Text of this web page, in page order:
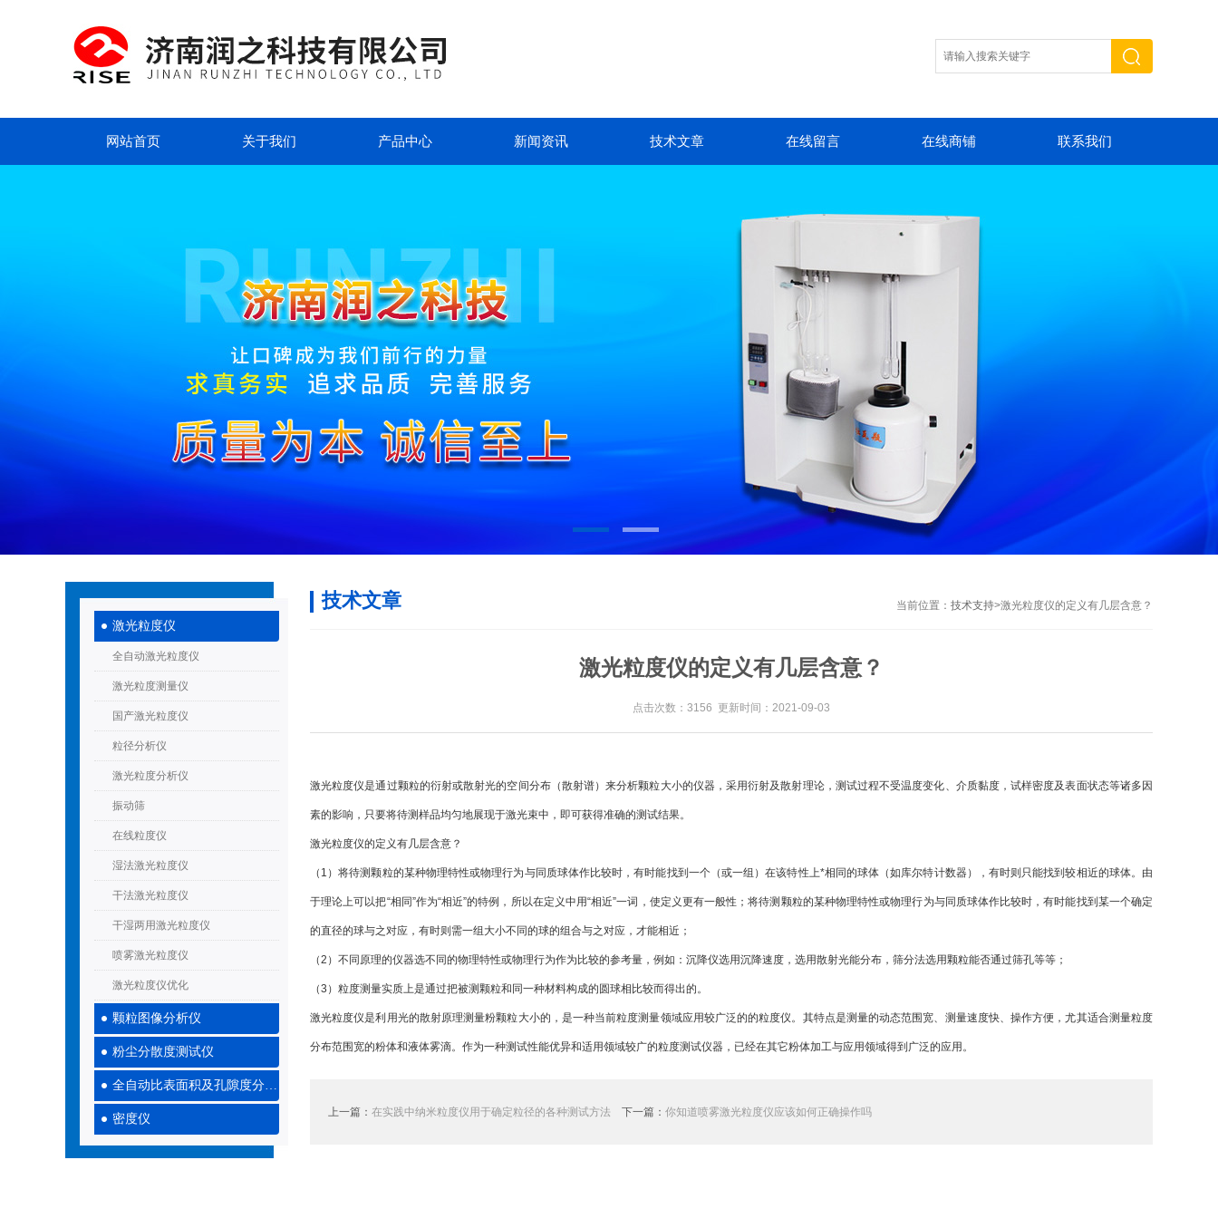
网站首页 关于我们 产品中心 新闻资讯 技术文章 在线留言 在线商铺 联系我们
激光粒度仪
全自动激光粒度仪
激光粒度测量仪
国产激光粒度仪
粒径分析仪
激光粒度分析仪
振动筛
在线粒度仪
湿法激光粒度仪
干法激光粒度仪
干湿两用激光粒度仪
喷雾激光粒度仪
激光粒度仪优化
颗粒图像分析仪
粉尘分散度测试仪
全自动比表面积及孔隙度分析仪
密度仪
当前位置： 技术支持>激光粒度仪的定义有几层含意？
技术文章
激光粒度仪的定义有几层含意？
点击次数：3156 更新时间：2021-09-03
激光粒度仪是通过颗粒的衍射或散射光的空间分布（散射谱）来分析颗粒大小的仪器，采用衍射及散射理论，测试过程不受温度变化、介质黏度，试样密度及表面状态等诸多因
素的影响，只要将待测样品均匀地展现于激光束中，即可获得准确的测试结果。
激光粒度仪的定义有几层含意？
（1）将待测颗粒的某种物理特性或物理行为与同质球体作比较时，有时能找到一个（或一组）在该特性上*相同的球体（如库尔特计数器），有时则只能找到较相近的球体。由
于理论上可以把“相同”作为“相近”的特例，所以在定义中用“相近”一词，使定义更有一般性；将待测颗粒的某种物理特性或物理行为与同质球体作比较时，有时能找到某一个确定
的直径的球与之对应，有时则需一组大小不同的球的组合与之对应，才能相近；
（2）不同原理的仪器选不同的物理特性或物理行为作为比较的参考量，例如：沉降仪选用沉降速度，选用散射光能分布，筛分法选用颗粒能否通过筛孔等等；
（3）粒度测量实质上是通过把被测颗粒和同一种材料构成的圆球相比较而得出的。
激光粒度仪是利用光的散射原理测量粉颗粒大小的，是一种当前粒度测量领域应用较广泛的的粒度仪。其特点是测量的动态范围宽、测量速度快、操作方便，尤其适合测量粒度
分布范围宽的粉体和液体雾滴。作为一种测试性能优异和适用领域较广的粒度测试仪器，已经在其它粉体加工与应用领域得到广泛的应用。
上一篇： 在实践中纳米粒度仪用于确定粒径的各种测试方法 下一篇： 你知道喷雾激光粒度仪应该如何正确操作吗